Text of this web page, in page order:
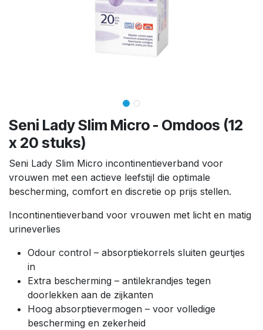
Seni Lady Slim Micro - Omdoos (12
x 20 stuks)
Seni Lady Slim Micro incontinentieverband voor
vrouwen met een actieve leefstijl die optimale
bescherming, comfort en discretie op prijs stellen.
Incontinentieverband voor vrouwen met licht en matig
urineverlies
Odour control – absorptiekorrels sluiten geurtjes
in
Extra bescherming – antilekrandjes tegen
doorlekken aan de zijkanten
Hoog absorptievermogen – voor volledige
bescherming en zekerheid